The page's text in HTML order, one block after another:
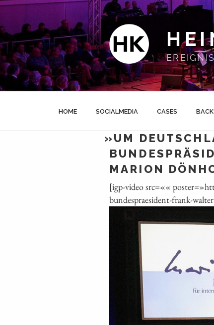
Zum
springen
HOME SOCIALMEDIA CASES
»UM
MARION
[igp-video src=««
bundespraesident-frank-